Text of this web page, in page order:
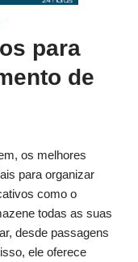
para
de
os melhores
para organizar
como o
todas as suas
desde passagens
ele oferece